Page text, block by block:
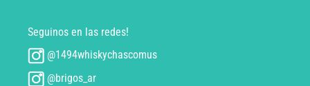
Seguinos en las redes!
@1494whiskychascomus
@brigos_ar